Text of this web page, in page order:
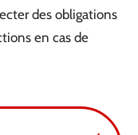
des obligations
en cas de